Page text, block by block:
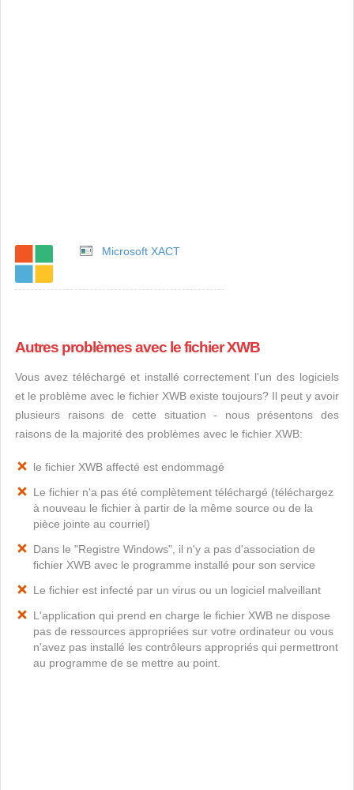
Microsoft XACT
Autres problèmes avec le fichier XWB
Vous avez téléchargé et installé correctement l'un des logiciels
et le problème avec le fichier XWB existe toujours? Il peut y avoir
plusieurs raisons de cette situation - nous présentons des
raisons de la majorité des problèmes avec le fichier XWB:
le fichier XWB affecté est endommagé
Le fichier n'a pas été complètement téléchargé (téléchargez
à nouveau le fichier à partir de la même source ou de la
pièce jointe au courriel)
Dans le "Registre Windows", il n'y a pas d'association de
fichier XWB avec le programme installé pour son service
Le fichier est infecté par un virus ou un logiciel malveillant
L'application qui prend en charge le fichier XWB ne dispose
pas de ressources appropriées sur votre ordinateur ou vous
n'avez pas installé les contrôleurs appropriés qui permettront
au programme de se mettre au point.